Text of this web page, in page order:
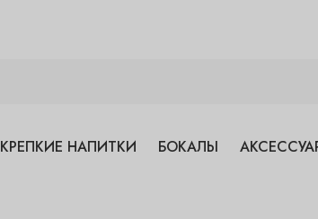
КРЕПКИЕ НАПИТКИ БОКАЛЫ